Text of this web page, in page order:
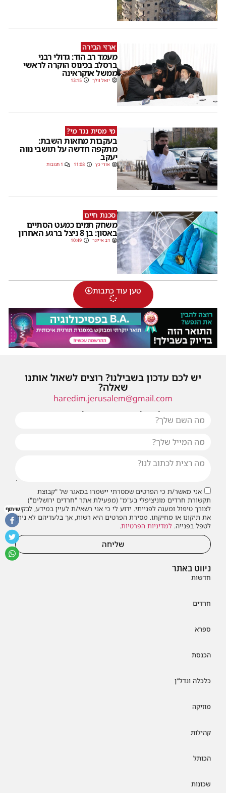
ארזי הבירה
מעמד רב הוד: גדולי רבני
ברסלב בכינוס הוקרה לראשי
ממשל אוקראינה
יואל וולך 13:15
מי מסית נגד מי?
בעקבות מחאות השבת:
מתקפה חדשה על תושבי נווה
יעקב
אורי כץ 11:08 1 תגובות
סכנת חיים
משחק תמים כמעט הסתיים
באסון: בן 8 ניצל ברגע האחרון
דב אייזנר 10:49
טען עוד כתבות
ניווט באתר
חדשות
חרדים
ספרא
הכנסת
כלכלה ונדל"ן
מוזיקה
קהילות
הכותל
שכונות
יש לכם עדכון בשבילנו? רוצים לשאול אותנו
שאלה?
haredim.jerusalem@gmail.com
או שילחו אלינו פנייה ונחזור אליכם בהקדם
אני מאשר/ת כי הפרטים שמסרתי יישמרו במאגר של "קבוצת
תקשורת חרדים מוניציפלי בע"מ" (מפעילת אתר "חרדים ירושלים")
לצורך טיפול ומענה לפנייתי. ידוע לי כי אני רשאי/ת לעיין במידע, לבקש
את תיקונו או מחיקתו. מסירת הפרטים היא רשות, אך בלעדיהם לא ניתן
לטפל בפנייה. למדיניות הפרטיות.
שליחה
שיתוף